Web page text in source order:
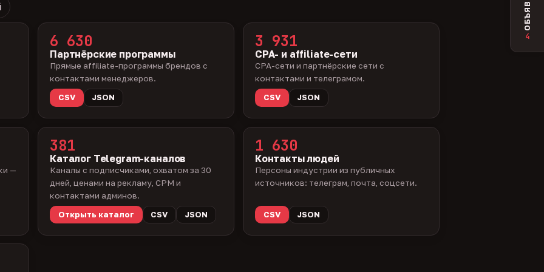
6 630
Партнёрские программы
Прямые affiliate-программы брендов с
контактами менеджеров.
CSV
JSON
3 931
CPA- и affiliate-сети
CPA-сети и партнёрские сети с
контактами и телеграмом.
CSV
JSON
—
381
Каталог Telegram-каналов
Каналы с подписчиками, охватом за 30
дней, ценами на рекламу, CPM и
контактами админов.
Открыть каталог
CSV JSON
1 630
Контакты людей
Персоны индустрии из публичных
источников: телеграм, почта, соцсети.
CSV JSON
4